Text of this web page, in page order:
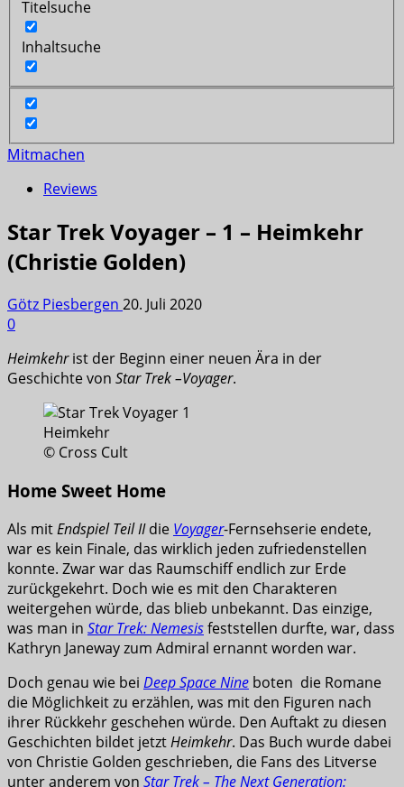
Titelsuche
Inhaltsuche
Mitmachen
Reviews
Star Trek Voyager – 1 – Heimkehr
(Christie Golden)
Götz Piesbergen 20. Juli 2020
0
Heimkehrist der Beginn einer neuen Ära in der
Geschichte von Star Trek –Voyager.
© Cross Cult
Home Sweet Home
Als mitEndspiel Teil IIdie Voyager-Fernsehserie endete,
war es kein Finale, das wirklich jeden zufriedenstellen
konnte. Zwar war das Raumschiff endlich zur Erde
zurückgekehrt. Doch wie es mit den Charakteren
weitergehen würde, das blieb unbekannt. Das einzige,
was man in Star Trek: Nemesisfeststellen durfte, war, dass
Kathryn Janeway zum Admiral ernannt worden war.
Doch genau wie bei Deep Space Nine boten die Romane
die Möglichkeit zu erzählen, was mit den Figuren nach
ihrer Rückkehr geschehen würde. Den Auftakt zu diesen
Geschichten bildet jetztHeimkehr. Das Buch wurde dabei
von Christie Golden geschrieben, die Fans des Litverse
unter anderem von Star Trek – The Next Generation: